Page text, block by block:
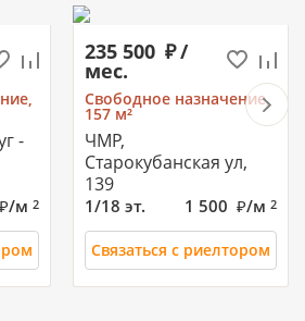
-
/м 2
235 500 /
мес.
Свободное назначение,
157 м²
ЧМР,
Старокубанская ул,
139
1/18 эт. 1 500 /м 2
Связаться с риелтором